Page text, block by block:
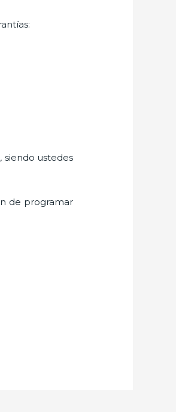
siendo ustedes
de programar